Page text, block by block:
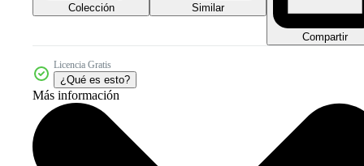
Colección Similar
Compartir
Licencia Gratis
¿Qué es esto?
Más información